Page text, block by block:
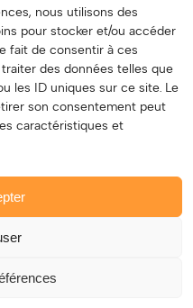
nous utilisons des
pour stocker et/ou accéder
fait de consentir à ces
des données telles que
les ID uniques sur ce site. Le
son consentement peut
caractéristiques et
pour vous, les
à ses créatrices et